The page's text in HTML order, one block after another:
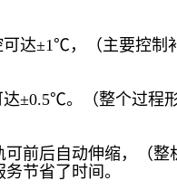
可达±1℃，（主要控制
达±0.5℃。（整个过程
前后自动伸缩，（整
节省了时间。